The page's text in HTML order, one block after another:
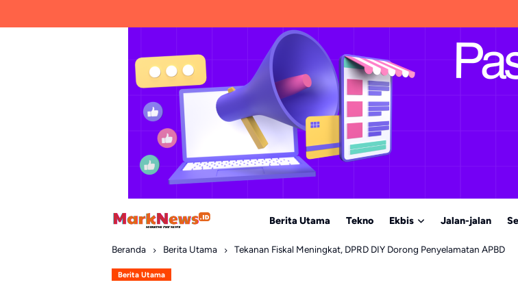
Berita Utama Tekno Ekbis Jalan-jalan
Beranda Berita Utama Tekanan Fiskal Meningkat, DPRD DIY Dorong Penyelamatan APBD
Berita Utama